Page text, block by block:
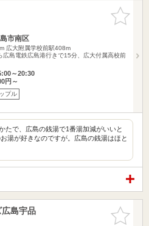
お気に入
りに追加
市南区
広大附属学校前駅408m
広島電鉄広島港行きで15分、広大付属高校前
～20:30
円～
プル
たで、広島の銭湯で1番湯加減がいいと
湯が好きなのですが。広島の銭湯はほと
お気に入
りに追加
島宇品